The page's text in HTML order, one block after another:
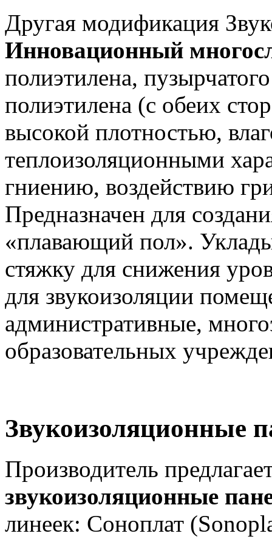
Другая модификация
Инновационный
полиэтилена,
полиэтилена (с обеих
высокой плотностью,
теплоизоляционными
гниению, воздействию
Предназначен для
«плавающий пол».
стяжку для снижения
для звукоизоляции
административные,
образовательных
Звукоизоляционные
Производитель
звукоизоляционные
линеек: Соноплат